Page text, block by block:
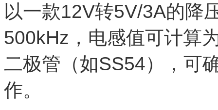
以一款12V转5V/3A的降
500kHz，电感值可计算
二极管（如SS54），可
作。